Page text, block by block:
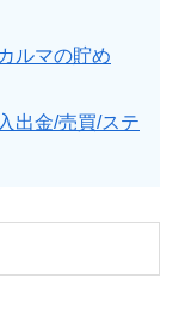
ルマの貯め
出金/売買/ステ